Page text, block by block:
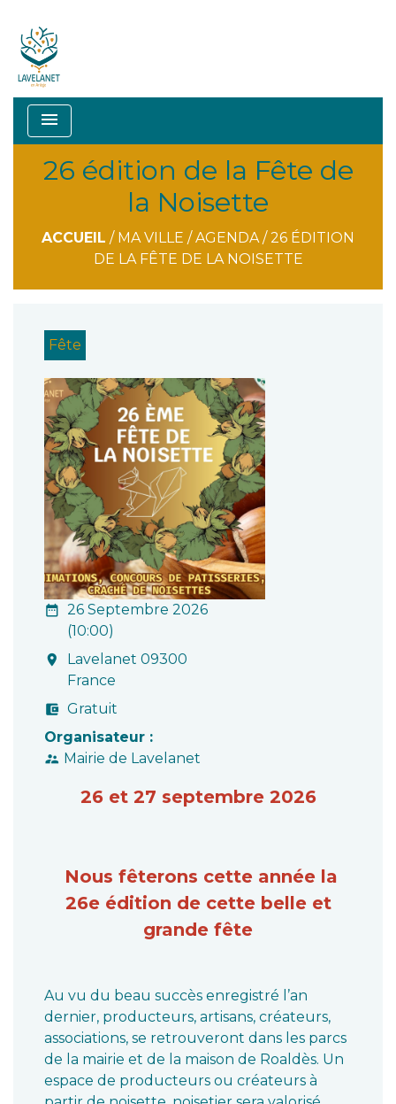
menu
26 édition de la Fête de
la Noisette
ACCUEIL / MA VILLE /AGENDA/26 ÉDITION
DE LA FÊTE DE LA NOISETTE
Fête
date_range 26 Septembre 2026
(10:00)
room
Lavelanet 09300
France
account_balance_wallet Gratuit
Organisateur :
supervisor_account Mairie de Lavelanet
26 et 27 septembre 2026
Nous fêterons cette année la
26e édition de cette belle et
grande fête
Au vu du beau succès enregistré l’an
dernier, producteurs, artisans, créateurs,
associations, se retrouveront dans les parcs
de la mairie et de la maison de Roaldès. Un
espace de producteurs ou créateurs à